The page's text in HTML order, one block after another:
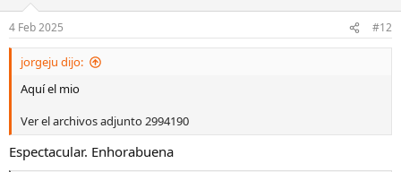
o
n
e
4 Feb 2025 #12
jorgeju dijo:
Aquí el mio
Ver el archivos adjunto 2994190
Espectacular. Enhorabuena